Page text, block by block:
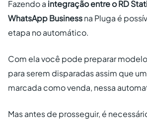
Fazendo a integração entre o RD
WhatsApp Businessna Pluga é
etapa no automático.
Com ela você pode preparar
para serem disparadas assim que
marcada como venda, nessa
Mas antes de prosseguir, é